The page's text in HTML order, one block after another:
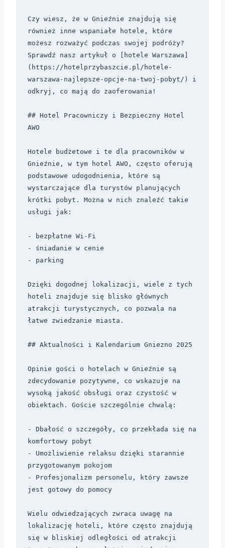
Czy wiesz, że w Gnieźnie znajdują się
również inne wspaniałe hotele, które
możesz rozważyć podczas swojej podróży?
Sprawdź nasz artykuł o [hotele Warszawa]
(https://hotelprzybaszcie.pl/hotele-
warszawa-najlepsze-opcje-na-twoj-pobyt/) i
odkryj, co mają do zaoferowania!
## Hotel Pracowniczy i Bezpieczny Hotel
AWO
Hotele budżetowe i te dla pracowników w
Gnieźnie, w tym hotel AWO, często oferują
podstawowe udogodnienia, które są
wystarczające dla turystów planujących
krótki pobyt. Można w nich znaleźć takie
usługi jak:
- bezpłatne Wi-Fi
- śniadanie w cenie
- parking
Dzięki dogodnej lokalizacji, wiele z tych
hoteli znajduje się blisko głównych
atrakcji turystycznych, co pozwala na
łatwe zwiedzanie miasta.
## Aktualności i Kalendarium Gniezno 2025
Opinie gości o hotelach w Gnieźnie są
zdecydowanie pozytywne, co wskazuje na
wysoką jakość obsługi oraz czystość w
obiektach. Goście szczególnie chwalą:
- Dbałość o szczegóły, co przekłada się na
komfortowy pobyt
- Umożliwienie relaksu dzięki starannie
przygotowanym pokojom
- Profesjonalizm personelu, który zawsze
jest gotowy do pomocy
Wielu odwiedzających zwraca uwagę na
lokalizację hoteli, które często znajdują
się w bliskiej odległości od atrakcji